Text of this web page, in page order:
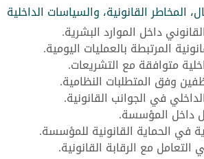
المخاطر القانونية، والسياسات الداخلية
داخل الموارد البشرية.
المرتبطة بالعمليات اليومية.
متوافقة مع التشريعات.
وفق المتطلبات النظامية.
في الجوانب القانونية.
داخل المؤسسة.
في الحماية القانونية للمؤسسة.
مع الرقابة القانونية.